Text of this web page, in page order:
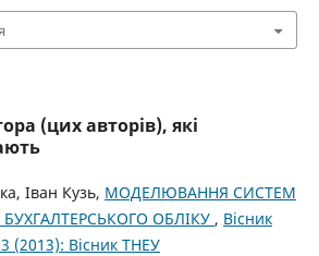
(цих авторів), які
Іван Кузь, МОДЕЛЮВАННЯ СИСТЕМ
ОБЛІКУ , Вісник
(2013): Вісник ТНЕУ